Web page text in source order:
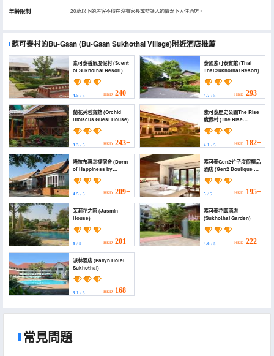
年齡限制 20歲以下的房客不得在沒有家長或監護人的情況下入住酒店。
蘇可泰村的Bu-Gaan(Bu-Gaan Sukhothai Village)附近酒店推薦
素可泰香氣度假村 (Scent
of Sukhothai Resort)
4.5 / 5 HKD 240+
泰國素可泰賓館 (Thai
Thai Sukhothai Resort)
4.7/ 5 HKD 293+
蘭花芙蓉賓館 (Orchid
Hibiscus Guest House)
3.3 / 5 HKD 243+
素可泰歷史公園The Rise
度假村 (The Rise
Resort)
4.1/ 5 HKD 182+
塔拉布裏幸福宿舍 (Dorm
of Happiness by
Tharaburi Resort)
4.5 / 5 HKD 209+
素可泰Gen2竹子度假精品
酒店 (Gen2 Boutique by
Baanmoresort
Sukhothai)
5/ 5 HKD 195+
茉莉花之家 (Jasmin
House)
5 / 5 HKD 201+
素可泰花園酒店
(Sukhothai Garden)
4.6/ 5 HKD 222+
派林酒店 (Pailyn Hotel
Sukhothai)
3.1 / 5 HKD 168+
常見問題